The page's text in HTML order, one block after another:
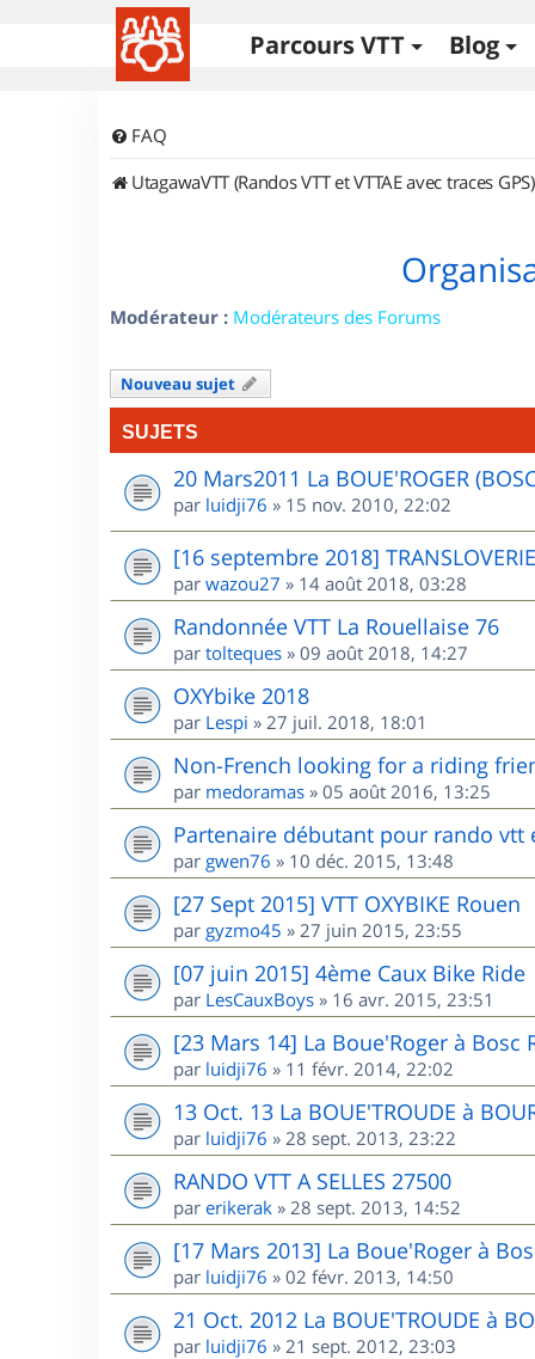
Parcours VTT Blog
FAQ
UtagawaVTT (Randos VTT et VTTAE avec traces GPS)
Modérateur : Modérateurs des Forums
Nouveau sujet
SUJETS
20 Mars2011 La BOUE'ROGER
par luidji76 » 15 nov. 2010, 22:02
[16 septembre 2018]
par wazou27 » 14 août 2018, 03:28
Randonnée VTT La Rouellaise 76
par tolteques » 09 août 2018, 14:27
OXYbike 2018
par Lespi » 27 juil. 2018, 18:01
Non-French looking for a riding
par medoramas » 05 août 2016, 13:25
Partenaire débutant pour rando vtt
par gwen76 » 10 déc. 2015, 13:48
[27 Sept 2015] VTT OXYBIKE Rouen
par gyzmo45 » 27 juin 2015, 23:55
[07 juin 2015] 4ème Caux Bike Ride
par LesCauxBoys » 16 avr. 2015, 23:51
[23 Mars 14] La Boue'Roger à Bosc
par luidji76 » 11 févr. 2014, 22:02
13 Oct. 13 La BOUE'TROUDE à
par luidji76 » 28 sept. 2013, 23:22
RANDO VTT A SELLES 27500
par erikerak » 28 sept. 2013, 14:52
[17 Mars 2013] La Boue'Roger à
par luidji76 » 02 févr. 2013, 14:50
21 Oct. 2012 La BOUE'TROUDE à
par luidji76 » 21 sept. 2012, 23:03